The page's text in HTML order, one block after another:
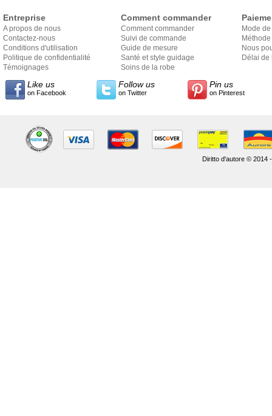
Entreprise
A propos de nous
Contactez-nous
Conditions d'utilisation
Politique de confidentialité
Témoignages
Comment commander
Comment commander
Suivi de commande
Guide de mesure
Santé et style guidage
Soins de la robe
Mode
Nous
Délai de
Like us
on Facebook
Follow us
on Twitter
Pin us
on Pinterest
Diritto d'autore © 2014